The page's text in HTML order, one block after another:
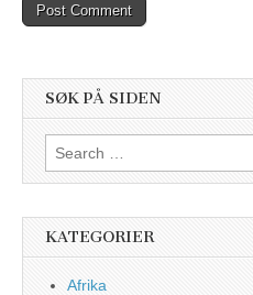
SØK PÅ SIDEN
Search
for:
KATEGORIER
Afrika